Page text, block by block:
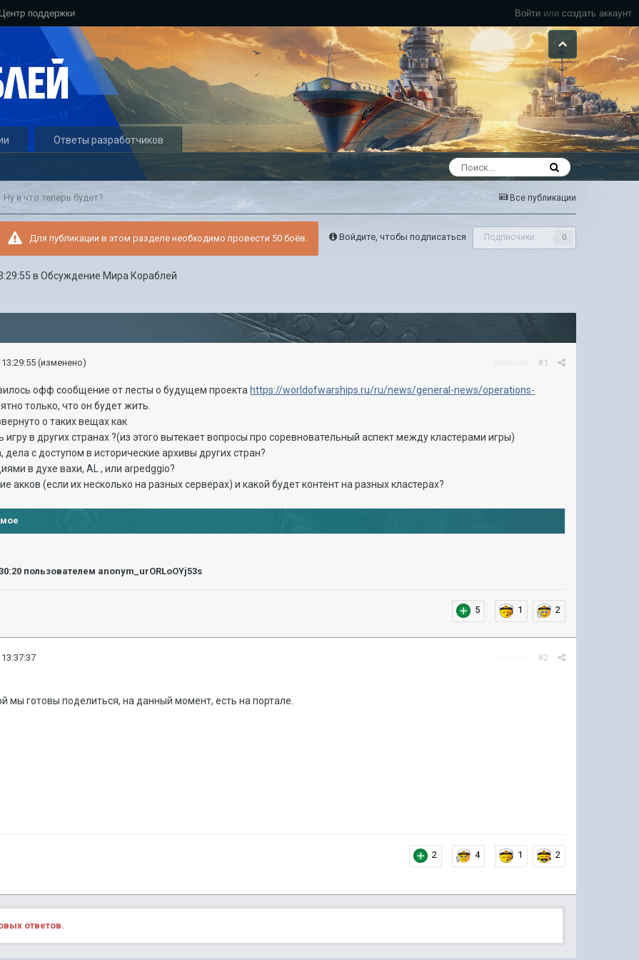
Войти или создать аккаунт
Центр поддержки
Ответы разработчиков
Все публикации
Ну и что теперь будет?
Войдите, чтобы подписаться Подписчики 0
Для публикации в этом разделе необходимо провести 50 боёв.
вОбсуждение Мира Кораблей
#1
(изменено)
офф сообщение от лесты о будущем проектаhttps://worldofwarships.ru/ru/news/general-news/operations-
только, что он будет жить.
о таких вещах как
игру в других странах ?(из этого вытекает вопросы про соревновательный аспект между кластерами игры)
дела с доступом в исторические архивы других стран?
в духе вахи, AL , или arpedggio?
акков (если их несколько на разных серверах) и какой будет контент на разных кластерах?
пользователем anonym_urORLoOYj53s
5 1 2
#2
мы готовы поделиться, на данный момент, есть на портале.
2 4 1 2
ответов.